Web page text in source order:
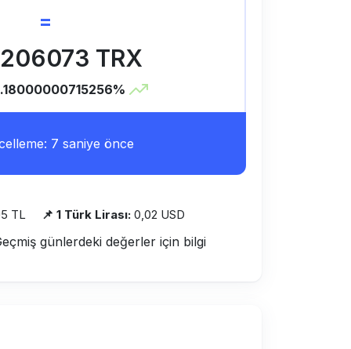
=
TRX
7 saniye önce
TL 📌 1 Türk Lirası: 0,02 USD
günlerdeki değerler için bilgi